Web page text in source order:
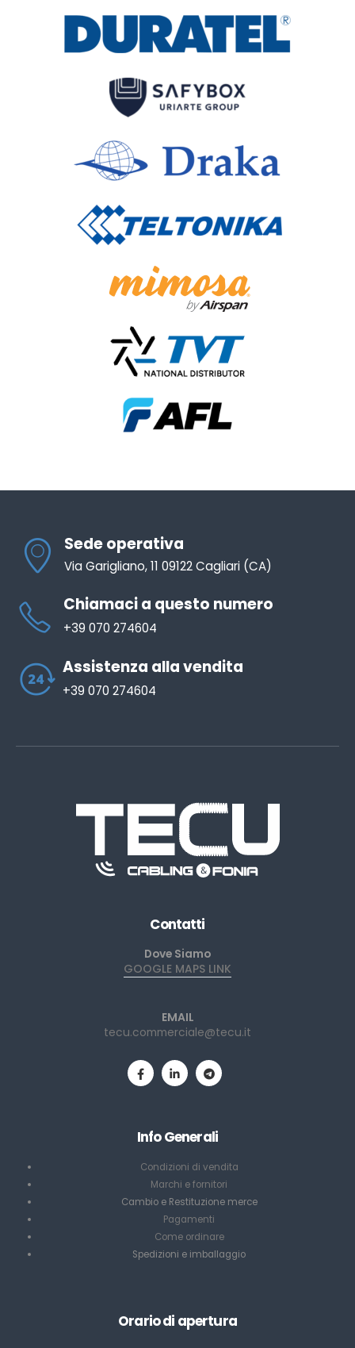
Sede operativa
Via Garigliano, 11 09122 Cagliari (CA)
Chiamaci a questo numero
+39 070 274604
Assistenza alla vendita
+39 070 274604
Contatti
Dove Siamo
GOOGLE MAPS LINK
EMAIL
tecu.commerciale@tecu.it
Info Generali
Condizioni di vendita
Marchi e fornitori
Cambio e Restituzione merce
Pagamenti
Come ordinare
Spedizioni e imballaggio
Orario di apertura